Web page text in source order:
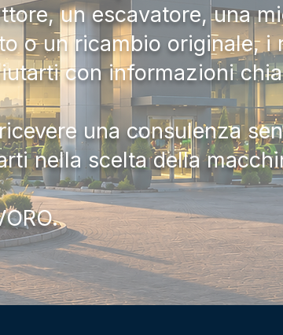
un escavatore, una
o un ricambio originale, i
con informazioni
una consulenza
nella scelta della